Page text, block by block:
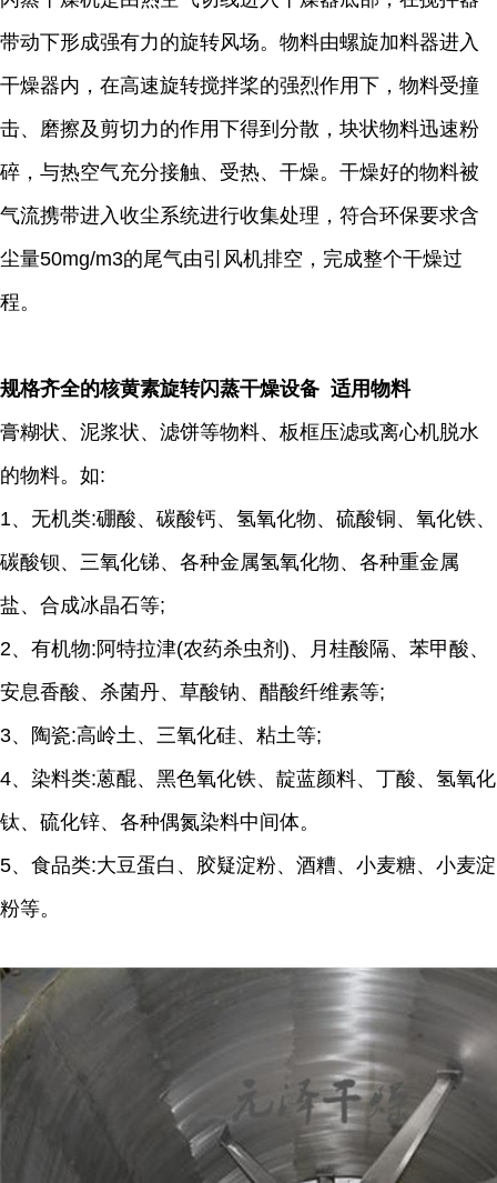
带动下形成强有力的旋转风场。物料由螺旋加料器进入
干燥器内，在高速旋转搅拌桨的强烈作用下，物料受撞
击、磨擦及剪切力的作用下得到分散，块状物料迅速粉
碎，与热空气充分接触、受热、干燥。干燥好的物料被
气流携带进入收尘系统进行收集处理，符合环保要求含
尘量50mg/m3的尾气由引风机排空，完成整个干燥过
程。
规格齐全的核黄素旋转闪蒸干燥设备 适用物料
膏糊状、泥浆状、滤饼等物料、板框压滤或离心机脱水
的物料。如:
1、无机类:硼酸、碳酸钙、氢氧化物、硫酸铜、氧化铁、
碳酸钡、三氧化锑、各种金属氢氧化物、各种重金属
盐、合成冰晶石等;
2、有机物:阿特拉津(农药杀虫剂)、月桂酸隔、苯甲酸、
安息香酸、杀菌丹、草酸钠、醋酸纤维素等;
3、陶瓷:高岭土、三氧化硅、粘土等;
4、染料类:蒽醌、黑色氧化铁、靛蓝颜料、丁酸、氢氧化
钛、硫化锌、各种偶氮染料中间体。
5、食品类:大豆蛋白、胶疑淀粉、酒糟、小麦糖、小麦淀
粉等。